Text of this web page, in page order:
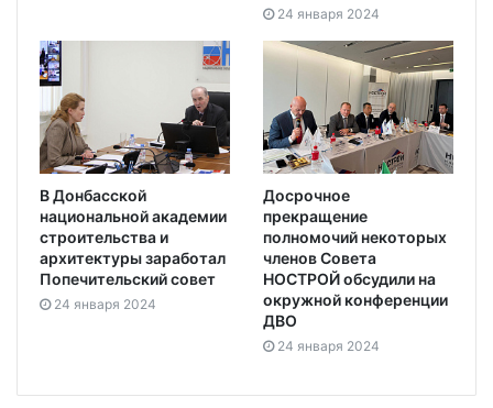
24 января 2024
В Донбасской
национальной академии
строительства и
архитектуры заработал
Попечительский совет
24 января 2024
Досрочное
прекращение
полномочий некоторых
членов Совета
НОСТРОЙ обсудили на
окружной конференции
ДВО
24 января 2024